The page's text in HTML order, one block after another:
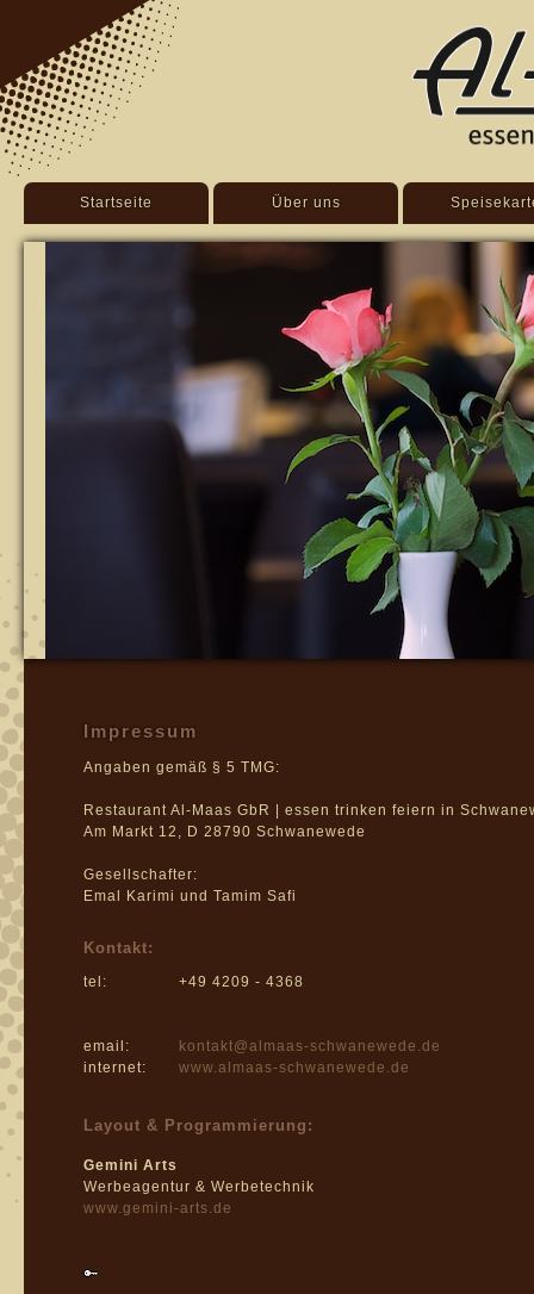
Startseite Über uns
Impressum
Angaben gemäß § 5 TMG:
Restaurant Al-Maas GbR | essen trinken feiern in
Am Markt 12, D 28790 Schwanewede
Gesellschafter:
Emal Karimi und Tamim Safi
Kontakt:
tel: +49 4209 - 4368
email:
kontakt@almaas-schwanewede.de
internet:
www.almaas-schwanewede.de
Layout & Programmierung:
Gemini Arts
Werbeagentur & Werbetechnik
www.gemini-arts.de